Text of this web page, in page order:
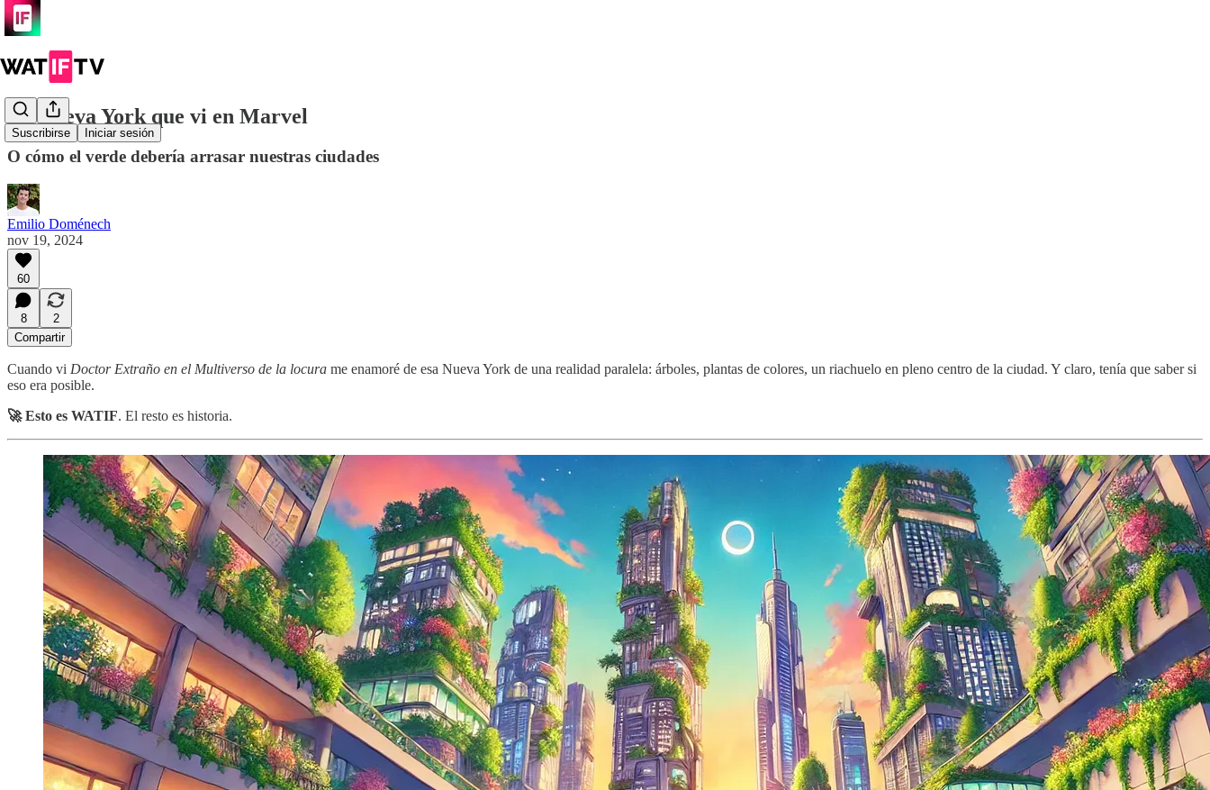
Suscribirse Iniciar sesión
La Nueva York que vi en Marvel
O cómo el verde debería arrasar nuestras ciudades
Emilio Doménech
nov 19, 2024
60
8
2
Compartir
Cuando vi Doctor Extraño en el Multiverso de la locura me enamoré de esa Nueva York de una realidad paralela: árboles, plantas de colores, un riachuelo en pleno centro de la ciudad. Y claro, tenía que saber si
eso era posible.
🚀 Esto es WATIF. El resto es historia.